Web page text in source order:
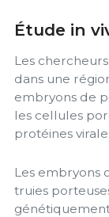
Étude in
Les
dans une
embryons de
les cellules
protéines
Les embryons
truies